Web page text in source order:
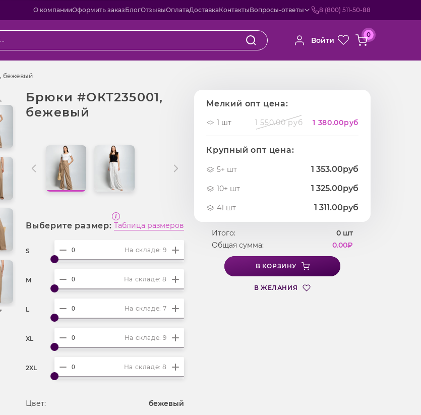
О компанииОформить заказБлогОтзывыОплатаДоставкаКонтактыВопросы-ответы 8 (800) 511-50-88
Войти
0
бежевыйБрюки #ОКТ235001, бежевый
Брюки #ОКТ235001,
бежевый
Выберите размер: Таблица размеров
S На складе: 9
M На складе: 8
L На складе: 7
XL На складе: 9
2XL На складе: 8
Цвет: бежевый
Мелкий опт цена:
1 шт 1 550.00 руб 1 380.00руб
Крупный опт цена:
5+ шт 1 353.00руб
10+ шт 1 325.00руб
41 шт 1 311.00руб
Итого: 0 шт
Общая сумма:
0.00₽
В КОРЗИНУ
В ЖЕЛАНИЯ